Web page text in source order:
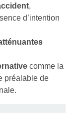
,
d’intention
comme la
préalable de